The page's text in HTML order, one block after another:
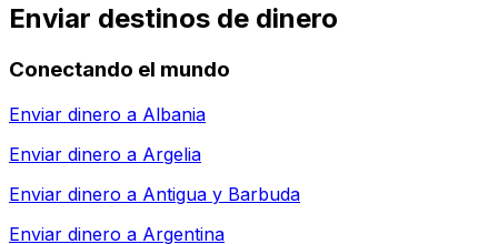
Enviar destinos de dinero
Conectando el mundo
Enviar dinero a Albania
Enviar dinero a Argelia
Enviar dinero a Antigua y Barbuda
Enviar dinero a Argentina